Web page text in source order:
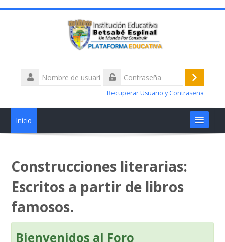
Nombre
de
Acceder
Recuperar Usuario y Contraseña
Inicio
Talleres alertas académicas
Nosotros
Construcciones literarias:
Escritos a partir de libros
famosos.
Bienvenidos al Foro